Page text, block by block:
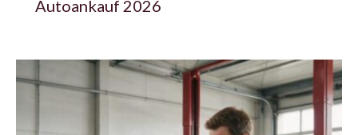
Autoankauf 2026